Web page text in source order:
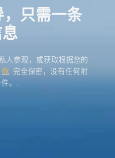
，只需一条
人参观，或获取根据您的
你. 完全保密，没有任何附
。.